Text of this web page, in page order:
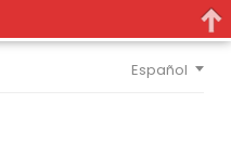
Español